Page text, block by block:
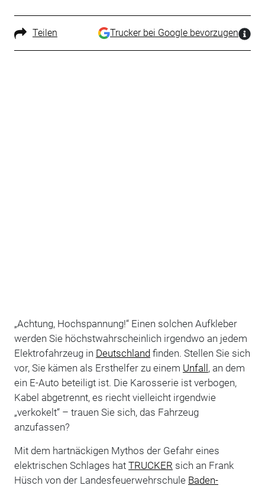
Teilen Trucker bei Google bevorzugen
„Achtung, Hochspannung!“ Einen solchen Aufkleber
werden Sie höchstwahrscheinlich irgendwo an jedem
Elektrofahrzeug in Deutschlandfinden. Stellen Sie sich
vor, Sie kämen als Ersthelfer zu einem Unfall, an dem
ein E-Auto beteiligt ist. Die Karosserie ist verbogen,
Kabel abgetrennt, es riecht vielleicht irgendwie
„verkokelt“ – trauen Sie sich, das Fahrzeug
anzufassen?
Mit dem hartnäckigen Mythos der Gefahr eines
elektrischen Schlages hat TRUCKER sich an Frank
Hüsch von der Landesfeuerwehrschule Baden-